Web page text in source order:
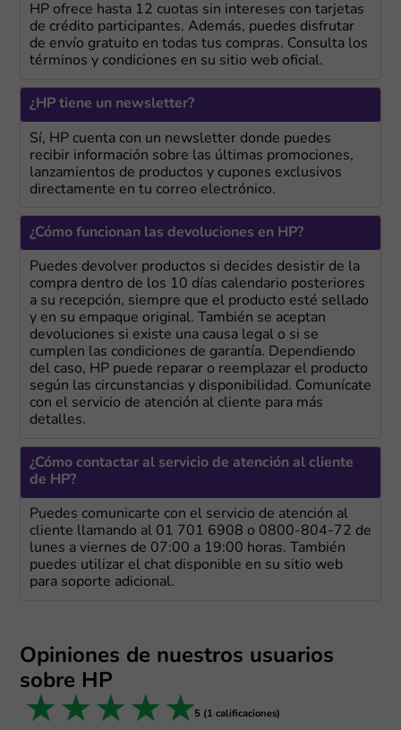
HP ofrece hasta 12 cuotas sin intereses con tarjetas
de crédito participantes. Además, puedes disfrutar
de envío gratuito en todas tus compras. Consulta los
términos y condiciones en su sitio web oficial.
¿HP tiene un newsletter?
Sí, HP cuenta con un newsletter donde puedes
recibir información sobre las últimas promociones,
lanzamientos de productos y cupones exclusivos
directamente en tu correo electrónico.
¿Cómo funcionan las devoluciones en HP?
Puedes devolver productos si decides desistir de la
compra dentro de los 10 días calendario posteriores
a su recepción, siempre que el producto esté sellado
y en su empaque original. También se aceptan
devoluciones si existe una causa legal o si se
cumplen las condiciones de garantía. Dependiendo
del caso, HP puede reparar o reemplazar el producto
según las circunstancias y disponibilidad. Comunícate
con el servicio de atención al cliente para más
detalles.
¿Cómo contactar al servicio de atención al cliente
de HP?
Puedes comunicarte con el servicio de atención al
cliente llamando al 01 701 6908 o 0800-804-72 de
lunes a viernes de 07:00 a 19:00 horas. También
puedes utilizar el chat disponible en su sitio web
para soporte adicional.
Opiniones de nuestros usuarios
sobre HP
5 stars
4 stars
3 stars
2 stars
1 star 5 (1 calificaciones)